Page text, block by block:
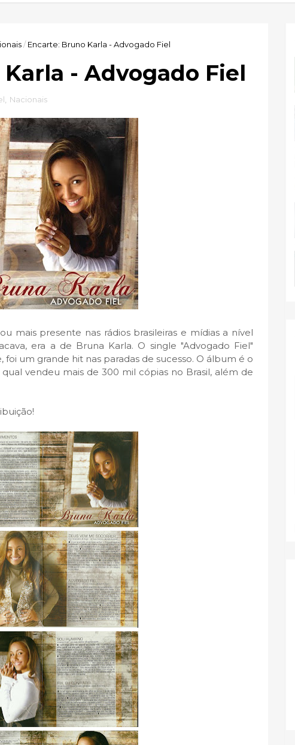
/ Encarte: Bruno Karla - Advogado Fiel
- Advogado Fiel
Nacionais
mais presente nas rádios brasileiras e mídias a nível
era a de Bruna Karla. O single "Advogado Fiel"
um grande hit nas paradas de sucesso. O álbum é o
vendeu mais de 300 mil cópias no Brasil, além de